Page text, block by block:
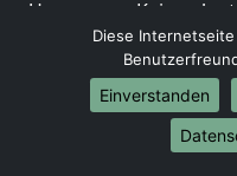
Umzug von
Umzug von
Umzug von
Umzug von
Umzüge-
Diese
Einverstanden